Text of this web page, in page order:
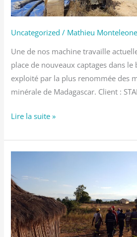
Uncategorized / Mathieu Monteleone
Une de nos machine travaille
place de nouveaux captages dans le
exploité par la plus renommée des
minérale de Madagascar. Client :
Lire la suite »
et
routes
poussiéreuses